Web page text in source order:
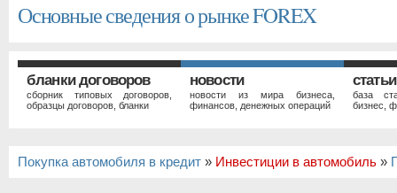
Основные сведения о рынке FOREX
бланки договоров
сборник типовых договоров,
образцы договоров, бланки
новости
новости из мира бизнеса,
финансов, денежных операций
статьи
база
бизнес,
Покупка автомобиля в кредит » Инвестиции в автомобиль »